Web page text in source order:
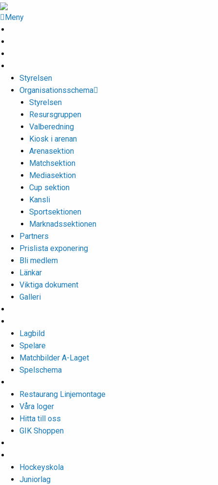
Meny
Styrelsen
Organisationsschema
Styrelsen
Resursgruppen
Valberedning
Kiosk i arenan
Arenasektion
Matchsektion
Mediasektion
Cup sektion
Kansli
Sportsektionen
Marknadssektionen
Partners
Prislista exponering
Bli medlem
Länkar
Viktiga dokument
Galleri
Lagbild
Spelare
Matchbilder A-Laget
Spelschema
Restaurang Linjemontage
Våra loger
Hitta till oss
GIK Shoppen
Hockeyskola
Juniorlag